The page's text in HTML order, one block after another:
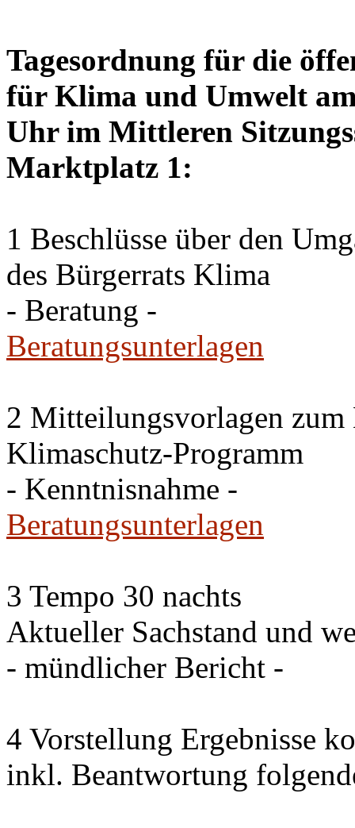
Tagesordnung für die
für Klima und Umwelt
Uhr im Mittleren
Marktplatz 1:
1 Beschlüsse über den
des Bürgerrats Klima
- Beratung -
Beratungsunterlagen
2 Mitteilungsvorlagen zum
Klimaschutz-Programm
- Kenntnisnahme -
Beratungsunterlagen
3 Tempo 30 nachts
Aktueller Sachstand und
- mündlicher Bericht -
4 Vorstellung Ergebnisse
inkl. Beantwortung